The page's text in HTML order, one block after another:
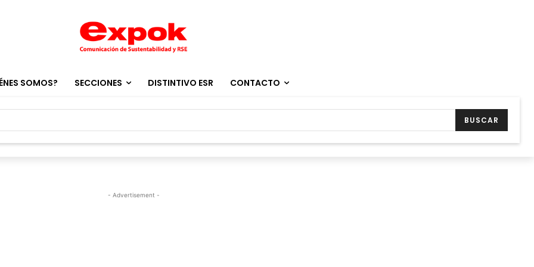
SOMOS? SECCIONES DISTINTIVO ESR CONTACTO
BUSCAR
- Advertisement -